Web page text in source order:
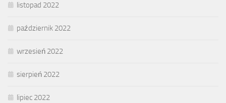
listopad 2022
październik 2022
wrzesień 2022
sierpień 2022
lipiec 2022